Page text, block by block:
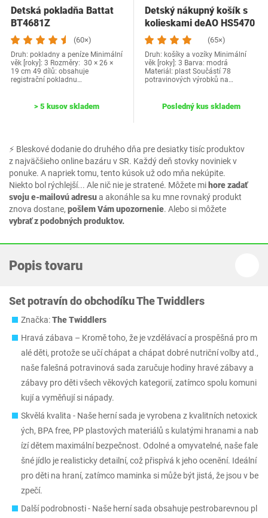
⚡ Bleskové dodanie do druhého dňa pre desiatky tisíc produktov
z najväčšieho online bazáru v SR. Každý deň stovky noviniek v
ponuke. A napriek tomu, tento kúsok už odo mňa nekúpite.
Niekto bol rýchlejší... Ale nič nie je stratené. Môžete mihore zadať
svoju e-mailovú adresua akonáhle sa ku mne rovnaký produkt
znova dostane, pošlem Vám upozornenie. Alebo si môžete
vybrať z podobných produktov.
Detská pokladňa Battat
‎BT4681Z
(60×)
Druh: pokladny a peníze Minimální
věk [roky]: 3 Rozměry: 30 × 26 ×
19 cm 49 dílů: obsahuje
registrační pokladnu…
> 5 kusov skladem
Detský nákupný košík s
kolieskami deAO ‎HS5470
(65×)
Druh: košíky a vozíky Minimální
věk [roky]: 3 Barva: modrá
Materiál: plast Součástí 78
potravinových výrobků na…
Posledný kus skladem
Popis tovaru
Set potravín do obchodíku The Twiddlers
Značka:The Twiddlers
Hravá zábava – Kromě toho, že je vzdělávací a prospěšná pro m
alé děti, protože se učí chápat a chápat dobré nutriční volby atd.,
naše falešná potravinová sada zaručuje hodiny hravé zábavy a
zábavy pro děti všech věkových kategorií, zatímco spolu komuni
kují a vyměňují si nápady.
Skvělá kvalita - Naše herní sada je vyrobena z kvalitních netoxick
ých, BPA free, PP plastových materiálů s kulatými hranami a nab
ízí dětem maximální bezpečnost. Odolné a omyvatelné, naše fale
šné jídlo je realisticky detailní, což přispívá k jeho ocenění. Ideální
pro děti na hraní, zatímco maminka si může být jistá, že jsou v be
zpečí.
Další podrobnosti - Naše herní sada obsahuje pestrobarevnou pl